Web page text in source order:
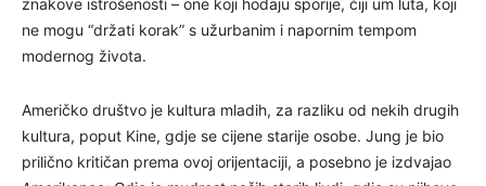
znakove istrošenosti – one koji hodaju sporije, čiji um luta, koji
ne mogu “držati korak” s užurbanim i napornim tempom
modernog života.
Američko društvo je kultura mladih, za razliku od nekih drugih
kultura, poput Kine, gdje se cijene starije osobe. Jung je bio
prilično kritičan prema ovoj orijentaciji, a posebno je izdvajao